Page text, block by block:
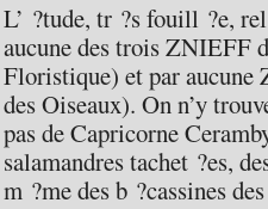
L’ ?tude, tr ?s fouill ?e,
aucune des trois ZNIEFF
Floristique) et par aucune
des Oiseaux). On n’y
pas de Capricorne
salamandres tachet ?es,
m ?me des b ?cassines